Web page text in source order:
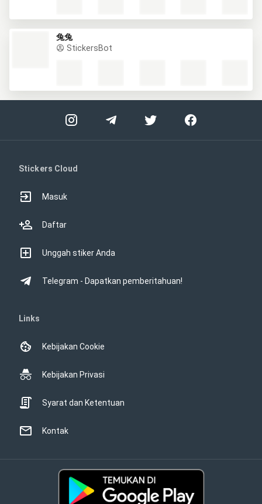
兔兔
StickersBot
Stickers Cloud
Masuk
Daftar
Unggah stiker Anda
Telegram - Dapatkan pemberitahuan!
Links
Kebijakan Cookie
Kebijakan Privasi
Syarat dan Ketentuan
Kontak